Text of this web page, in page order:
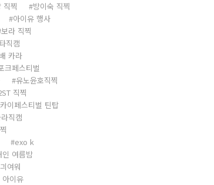
직찍
방이숙 직찍
아이유 행사
보라 직찍
직캠
카라
크페스티벌
유노윤호직찍
직찍
이페스티벌 틴탑
직캠
exo k
인 여름밤
여워
이유